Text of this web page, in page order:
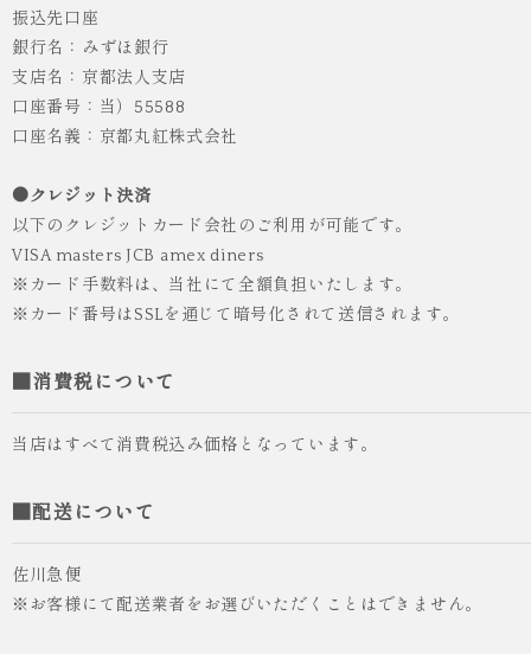
振込先口座
銀行名：みずほ銀行
支店名：京都法人支店
口座番号：当）55588
口座名義：京都丸紅株式会社
●クレジット決済
以下のクレジットカード会社のご利用が可能です。
VISA masters JCB amex diners
※カード手数料は、当社にて全額負担いたします。
※カード番号はSSLを通じて暗号化されて送信されます。
■消費税について
当店はすべて消費税込み価格となっています。
■配送について
佐川急便
※お客様にて配送業者をお選びいただくことはできません。